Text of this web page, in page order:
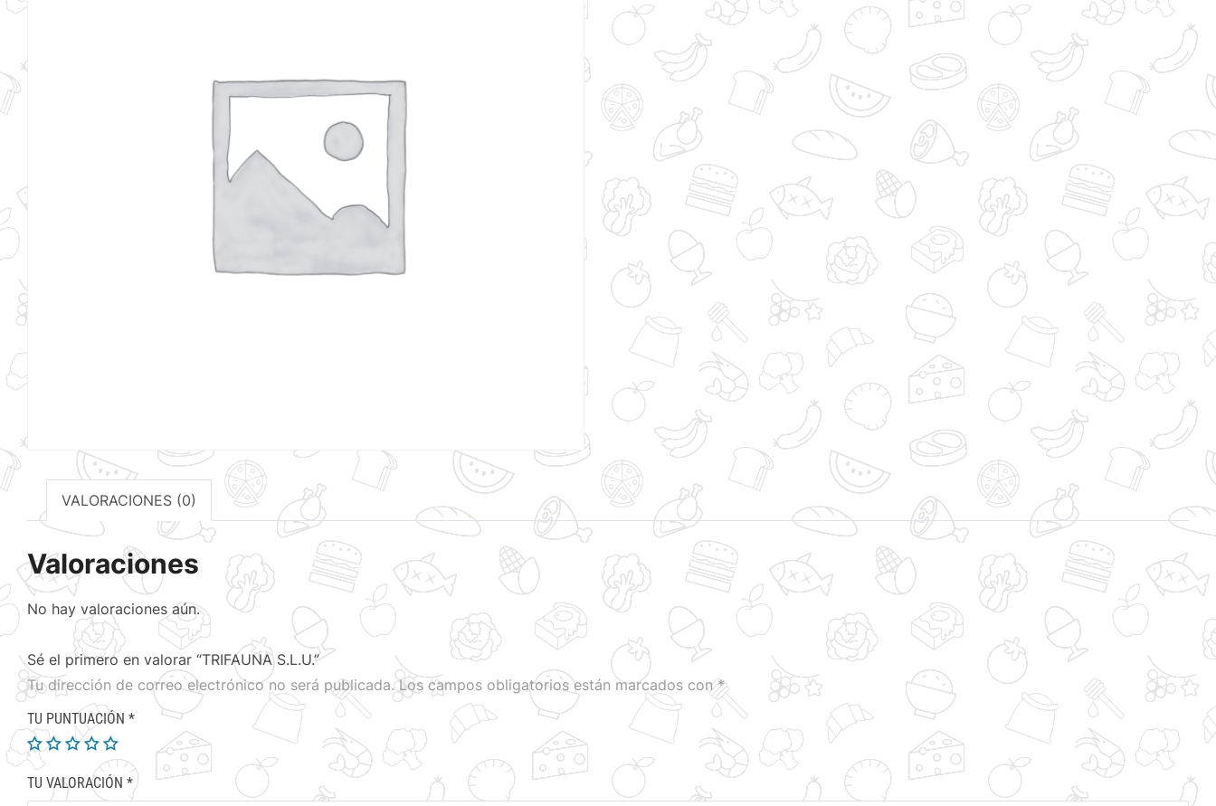
VALORACIONES (0)
Valoraciones
No hay valoraciones aún.
Sé el primero en valorar “TRIFAUNA S.L.U.”
Tu dirección de correo electrónico no será publicada. Los campos obligatorios están marcados con*
TU PUNTUACIÓN *
TU VALORACIÓN *